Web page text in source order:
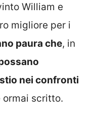
William e
migliore per i
paura che, in
nei confronti
ormai scritto.